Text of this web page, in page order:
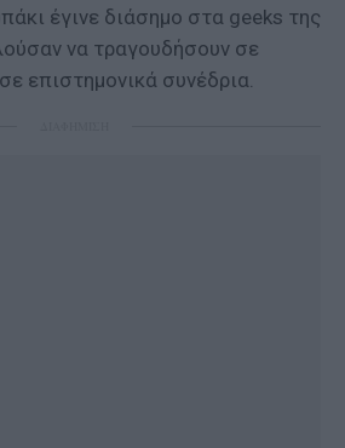
έγινε διάσημο στα geeks της
να τραγουδήσουν σε
επιστημονικά συνέδρια.